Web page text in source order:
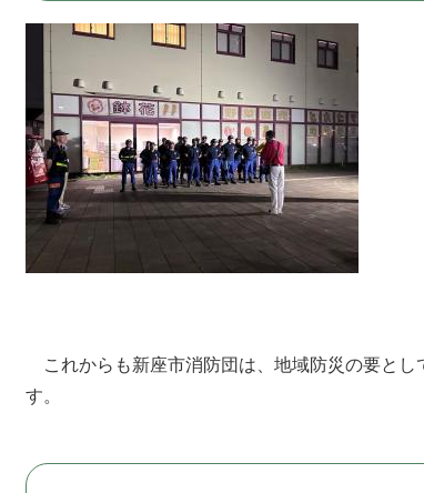
これからも新座市消防団は、地域防災の要とし
す。